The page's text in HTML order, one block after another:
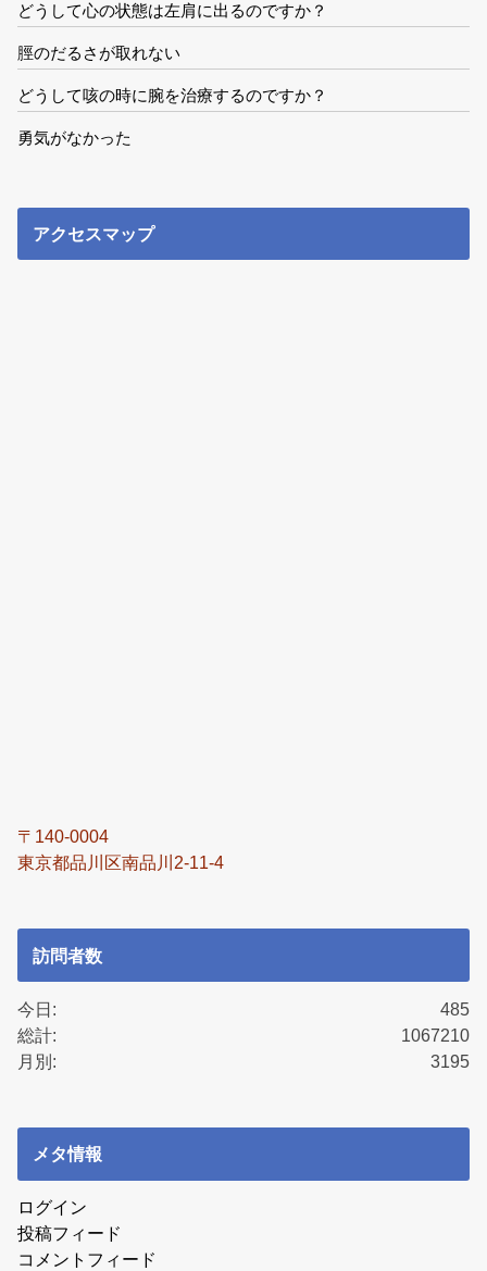
どうして心の状態は左肩に出るのですか？
脛のだるさが取れない
どうして咳の時に腕を治療するのですか？
勇気がなかった
アクセスマップ
〒140-0004
東京都品川区南品川2-11-4
訪問者数
485
今日:
1067210
総計:
3195
月別:
メタ情報
ログイン
投稿フィード
コメントフィード